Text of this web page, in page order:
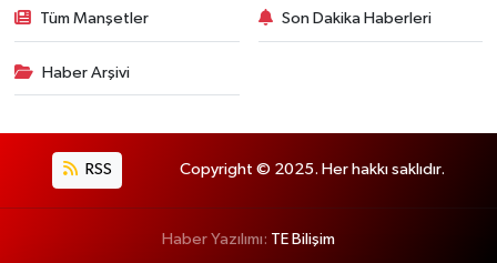
Tüm Manşetler Son Dakika Haberleri
Haber Arşivi
RSS Copyright © 2025. Her hakkı saklıdır.
Haber Yazılımı: TE Bilişim